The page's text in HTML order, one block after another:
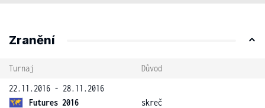
Zranění
Turnaj
Důvod
22.11.2016 - 28.11.2016
Futures 2016
skreč